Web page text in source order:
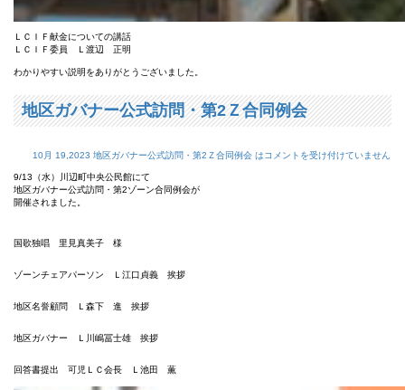
ＬＣＩＦ献金についての講話
ＬＣＩＦ委員 Ｌ渡辺 正明
わかりやすい説明をありがとうございました。
地区ガバナー公式訪問・第2Ｚ合同例会
10月 19,2023 地区ガバナー公式訪問・第2Ｚ合同例会 はコメントを受け付けていません
9/13（水）川辺町中央公民館にて
地区ガバナー公式訪問・第2ゾーン合同例会が
開催されました。
国歌独唱 里見真美子 様
ゾーンチェアパーソン Ｌ江口貞義 挨拶
地区名誉顧問 Ｌ森下 進 挨拶
地区ガバナー Ｌ川嶋冨士雄 挨拶
回答書提出 可児ＬＣ会長 Ｌ池田 薫